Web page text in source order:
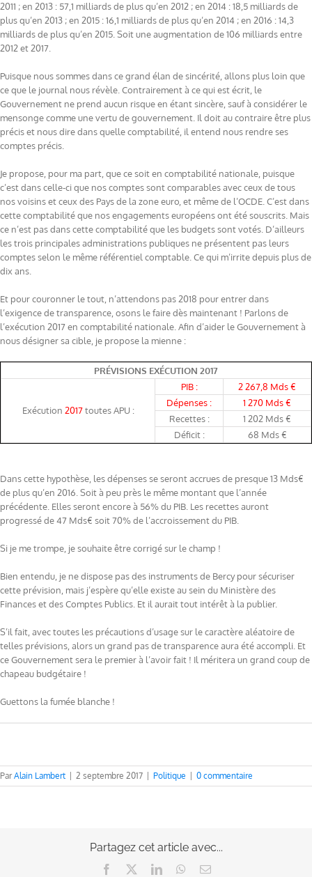
2011 ; en 2013 : 57,1 milliards de plus qu’en 2012 ; en 2014 : 18,5 milliards de
plus qu’en 2013 ; en 2015 : 16,1 milliards de plus qu’en 2014 ; en 2016 : 14,3
milliards de plus qu’en 2015. Soit une augmentation de 106 milliards entre
2012 et 2017.
Puisque nous sommes dans ce grand élan de sincérité, allons plus loin que
ce que le journal nous révèle. Contrairement à ce qui est écrit, le
Gouvernement ne prend aucun risque en étant sincère, sauf à considérer le
mensonge comme une vertu de gouvernement. Il doit au contraire être plus
précis et nous dire dans quelle comptabilité, il entend nous rendre ses
comptes précis.
Je propose, pour ma part, que ce soit en comptabilité nationale, puisque
c’est dans celle-ci que nos comptes sont comparables avec ceux de tous
nos voisins et ceux des Pays de la zone euro, et même de l’OCDE. C’est dans
cette comptabilité que nos engagements européens ont été souscrits. Mais
ce n’est pas dans cette comptabilité que les budgets sont votés. D’ailleurs
les trois principales administrations publiques ne présentent pas leurs
comptes selon le même référentiel comptable. Ce qui m’irrite depuis plus de
dix ans.
Et pour couronner le tout, n’attendons pas 2018 pour entrer dans
l’exigence de transparence, osons le faire dès maintenant ! Parlons de
l’exécution 2017 en comptabilité nationale. Afin d’aider le Gouvernement à
nous désigner sa cible, je propose la mienne :
PRÉVISIONS EXÉCUTION 2017
Exécution 2017toutes APU :
PIB :
2 267,8 Mds €
Dépenses :
1 270 Mds €
Recettes :
1 202 Mds €
Déficit :
68 Mds €
Dans cette hypothèse, les dépenses se seront accrues de presque 13 Mds€
de plus qu’en 2016. Soit à peu près le même montant que l’année
précédente. Elles seront encore à 56% du PIB. Les recettes auront
progressé de 47 Mds€ soit 70% de l’accroissement du PIB.
Si je me trompe, je souhaite être corrigé sur le champ !
Bien entendu, je ne dispose pas des instruments de Bercy pour sécuriser
cette prévision, mais j’espère qu’elle existe au sein du Ministère des
Finances et des Comptes Publics. Et il aurait tout intérêt à la publier.
S’il fait, avec toutes les précautions d’usage sur le caractère aléatoire de
telles prévisions, alors un grand pas de transparence aura été accompli. Et
ce Gouvernement sera le premier à l’avoir fait ! Il méritera un grand coup de
chapeau budgétaire !
Guettons la fumée blanche !
ParAlain Lambert 2 septembre 2017 Politique 0 commentaire
Partagez cet article avec...
Facebook LinkedInWhatsApp
Email